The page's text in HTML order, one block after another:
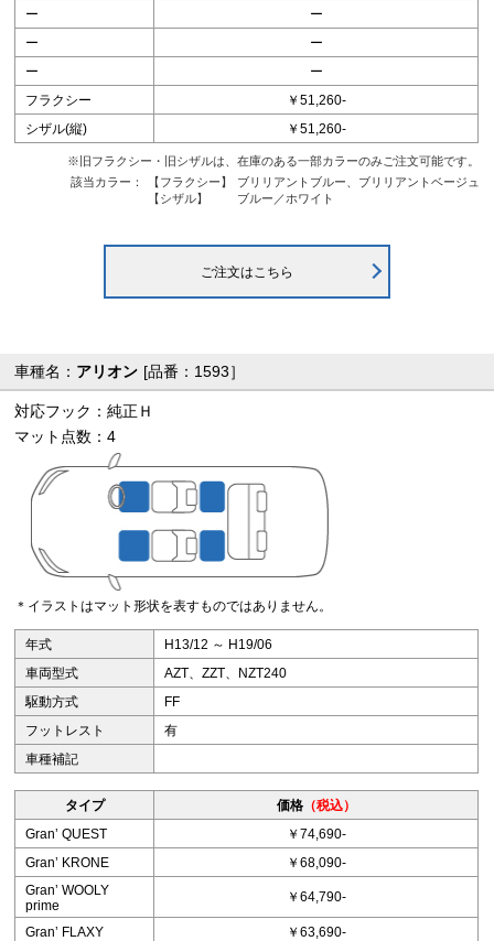
ー
ー
ー
ー
ー
ー
フラクシー
￥51,260-
シザル(縦)
￥51,260-
※旧フラクシー・旧シザルは、在庫のある一部カラーのみご注文可能です。
該当カラー：
【フラクシー】
ブリリアントブルー、ブリリアントベージュ
【シザル】
ブルー／ホワイト
ご注文はこちら
車種名： アリオン [品番：1593］
対応フック：純正Ｈ
マット点数：4
＊イラストはマット形状を表すものではありません。
年式
H13/12 ～ H19/06
車両型式
AZT、ZZT、NZT240
駆動方式
FF
フットレスト
有
車種補記
タイプ 価格（税込）
Granʼ QUEST
￥74,690-
Granʼ KRONE
￥68,090-
Granʼ WOOLY
prime
￥64,790-
Granʼ FLAXY
￥63,690-